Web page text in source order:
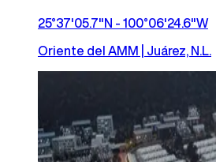
25°37'05.7"N - 100°06'24.6"W
Oriente del AMM | Juárez, N.L.